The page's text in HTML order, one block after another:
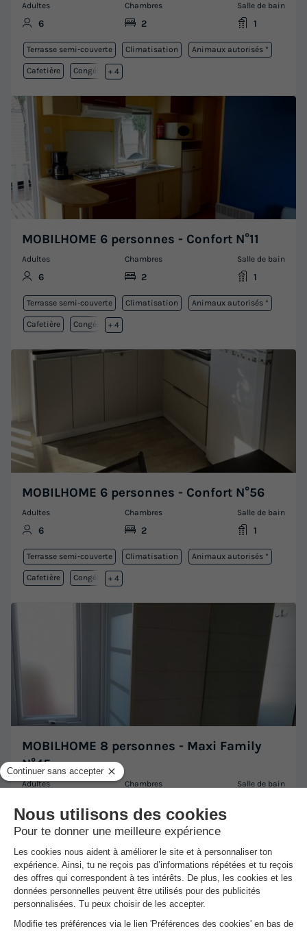
Adultes
6
Chambres
2
Salle de bain
1
Terrasse semi-couverte Climatisation Animaux autorisés *
Cafetière Congélateur
+ 4
MOBILHOME 6 personnes - Confort N°11
Adultes
6
Chambres
2
Salle de bain
1
Terrasse semi-couverte Climatisation Animaux autorisés *
Cafetière Congélateur
+ 4
MOBILHOME 6 personnes - Confort N°56
Adultes
6
Chambres
2
Salle de bain
1
Terrasse semi-couverte Climatisation Animaux autorisés *
Cafetière Congélateur
+ 4
MOBILHOME 8 personnes - Maxi Family
N°45
Adultes Chambres Salle de bain
Terrasse semi-couverte Climatisation Animaux autorisés *
Cafetière Congélateur
+ 4